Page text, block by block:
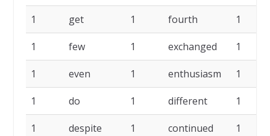
1 get 1 fourth 1
1 few 1 exchanged 1
1 even 1 enthusiasm 1
1 do 1 different 1
1 despite 1 continued 1